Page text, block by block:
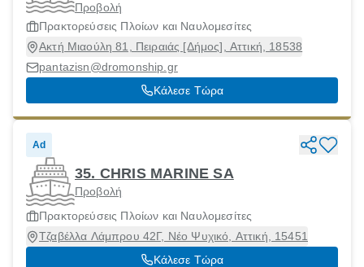
Προβολή
Πρακτορεύσεις Πλοίων και Ναυλομεσίτες
Ακτή Μιαούλη 81, Πειραιάς [Δήμος], Αττική, 18538
pantazisn@dromonship.gr
Κάλεσε Τώρα
Ad
35. CHRIS MARINE SA
Προβολή
Πρακτορεύσεις Πλοίων και Ναυλομεσίτες
Τζαβέλλα Λάμπρου 42Γ, Νέο Ψυχικό, Αττική, 15451
Κάλεσε Τώρα